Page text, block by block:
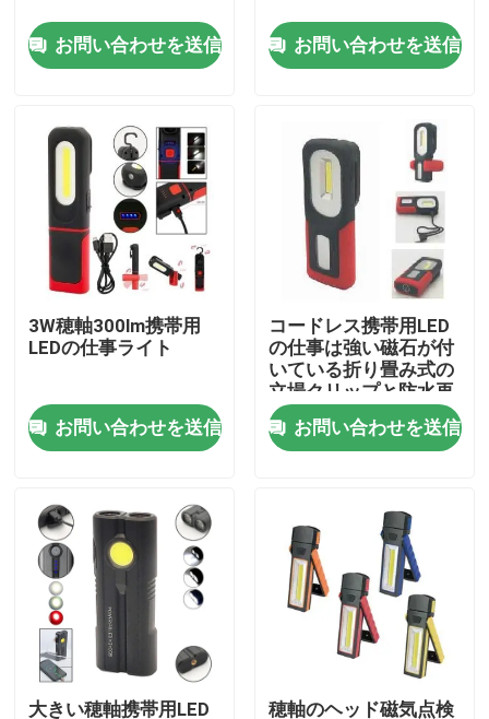
プロダクト
ビデオ
VRショー
私達について
工場旅行
品質管理
私達に連絡しなさい
引用を要求しなさい
携帯用LEDの仕事ライト
お問い合わせを送信 お問い合わせを送信
3W穂軸300lm携帯用
LEDの仕事ライト
お問い合わせを送信
コードレス携帯用LED
の仕事は強い磁石が付
いている折り畳み式の
立場クリップと防水再
充電可能な穂軸をつけ
る お問い合わせを送信
大きい穂軸携帯用LED 穂軸のヘッド磁気点検